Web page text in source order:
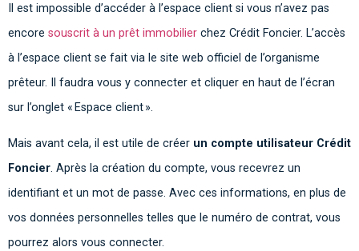
Il est impossible d’accéder à l’espace client si vous n’avez pas
encore souscrit à un prêt immobilier chez Crédit Foncier. L’accès
à l’espace client se fait via le site web officiel de l’organisme
prêteur. Il faudra vous y connecter et cliquer en haut de l’écran
sur l’onglet « Espace client ».
Mais avant cela, il est utile de créer un compte utilisateur Crédit
Foncier. Après la création du compte, vous recevrez un
identifiant et un mot de passe. Avec ces informations, en plus de
vos données personnelles telles que le numéro de contrat, vous
pourrez alors vous connecter.